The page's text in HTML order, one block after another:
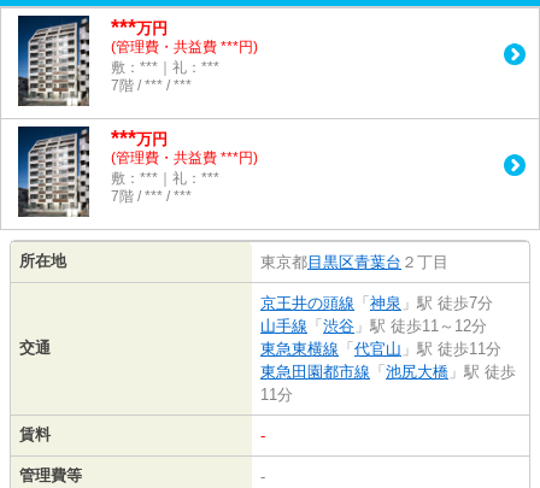
***万円
(管理費・共益費 ***円)
敷：***｜礼：***
7階 / *** / ***
***万円
(管理費・共益費 ***円)
敷：***｜礼：***
7階 / *** / ***
所在地 東京都目黒区青葉台 ２丁目
交通
京王井の頭線 「 神泉 」駅 徒歩7分
山手線 「 渋谷 」駅 徒歩11～12分
東急東横線 「 代官山 」駅 徒歩11分
東急田園都市線 「 池尻大橋 」駅 徒歩
11分
賃料 -
管理費等 -